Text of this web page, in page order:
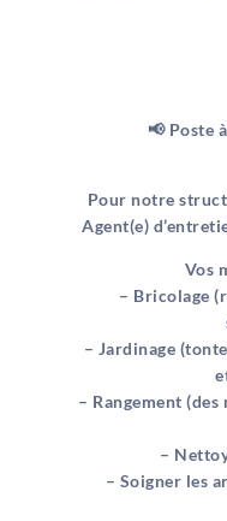
📢 Poste
Pour notre
Agent(e)
Vos
– Bricolage
– Jardinage
– Rangement
–
– Soigner les